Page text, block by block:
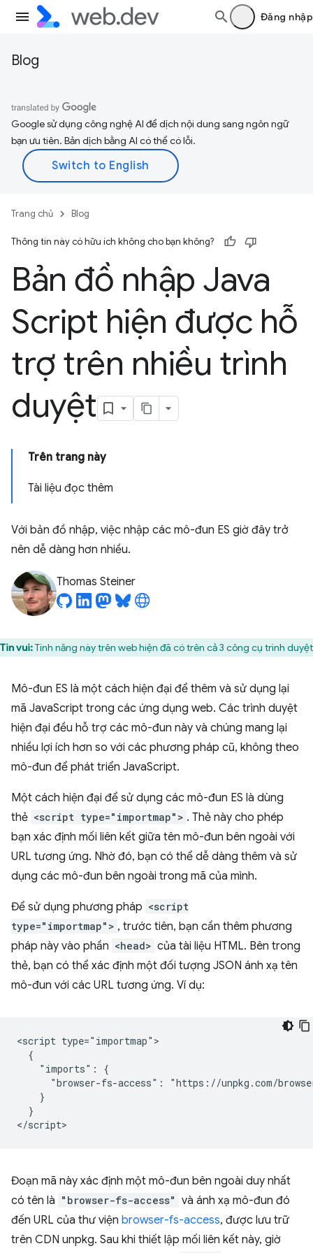
Đăng nhập
Blog
Google sử dụng công nghệ AI để dịch nội dung sang ngôn ngữ
bạn ưu tiên. Bản dịch bằng AI có thể có lỗi.
Trang chủ Blog
Thông tin này có hữu ích không cho bạn không?
Bản đồ nhập Java
Script hiện được hỗ
trợ trên nhiều trình
duyệt
Trên trang này
Tài liệu đọc thêm
Với bản đồ nhập, việc nhập các mô-đun ES giờ đây trở
nên dễ dàng hơn nhiều.
Thomas Steiner
Tin vui:Tính năng này trên web hiện đã có trên cả 3 công cụ trình
Mô-đun ES là một cách hiện đại để thêm và sử dụng lại
mã JavaScript trong các ứng dụng web. Các trình duyệt
hiện đại đều hỗ trợ các mô-đun này và chúng mang lại
nhiều lợi ích hơn so với các phương pháp cũ, không theo
mô-đun để phát triển JavaScript.
Một cách hiện đại để sử dụng các mô-đun ES là dùng
thẻ <script type="importmap"> . Thẻ này cho phép
bạn xác định mối liên kết giữa tên mô-đun bên ngoài với
URL tương ứng. Nhờ đó, bạn có thể dễ dàng thêm và sử
dụng các mô-đun bên ngoài trong mã của mình.
Để sử dụng phương pháp <script
type="importmap"> , trước tiên, bạn cần thêm phương
pháp này vào phần <head> của tài liệu HTML. Bên trong
thẻ, bạn có thể xác định một đối tượng JSON ánh xạ tên
mô-đun với các URL tương ứng. Ví dụ:
<script type="importmap">
  {
    "imports": {
"browser-fs-access": "https://unpkg.com/
    }
  }
Đoạn mã này xác định một mô-đun bên ngoài duy nhất
có tên là "browser-fs-access" và ánh xạ mô-đun đó
đến URL của thư viện browser-fs-access, được lưu trữ
trên CDN unpkg. Sau khi thiết lập mối liên kết này, giờ